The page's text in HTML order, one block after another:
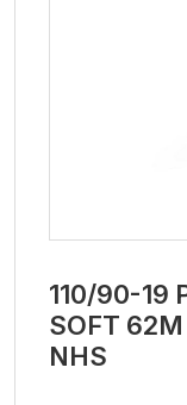
110/90-19
SOFT
NHS